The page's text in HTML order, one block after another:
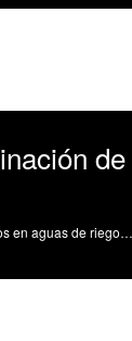
de
Se realiza en el laboratorio la determinación de cloruros en aguas de riego Soriano Soto, MD. (2015). (Método de Mohr) Determinación de cloruro en agua. Universitat Politècnica de València. https://riunet.upv.es/handle/10251/52343